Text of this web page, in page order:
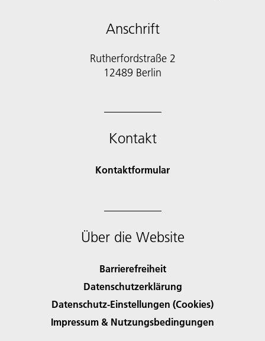
Anschrift
Rutherfordstraße 2
12489 Berlin
Kontakt
Kontaktformular
Über die Website
Barrierefreiheit
Datenschutzerklärung
Datenschutz-Einstellungen (Cookies)
Impressum & Nutzungsbedingungen